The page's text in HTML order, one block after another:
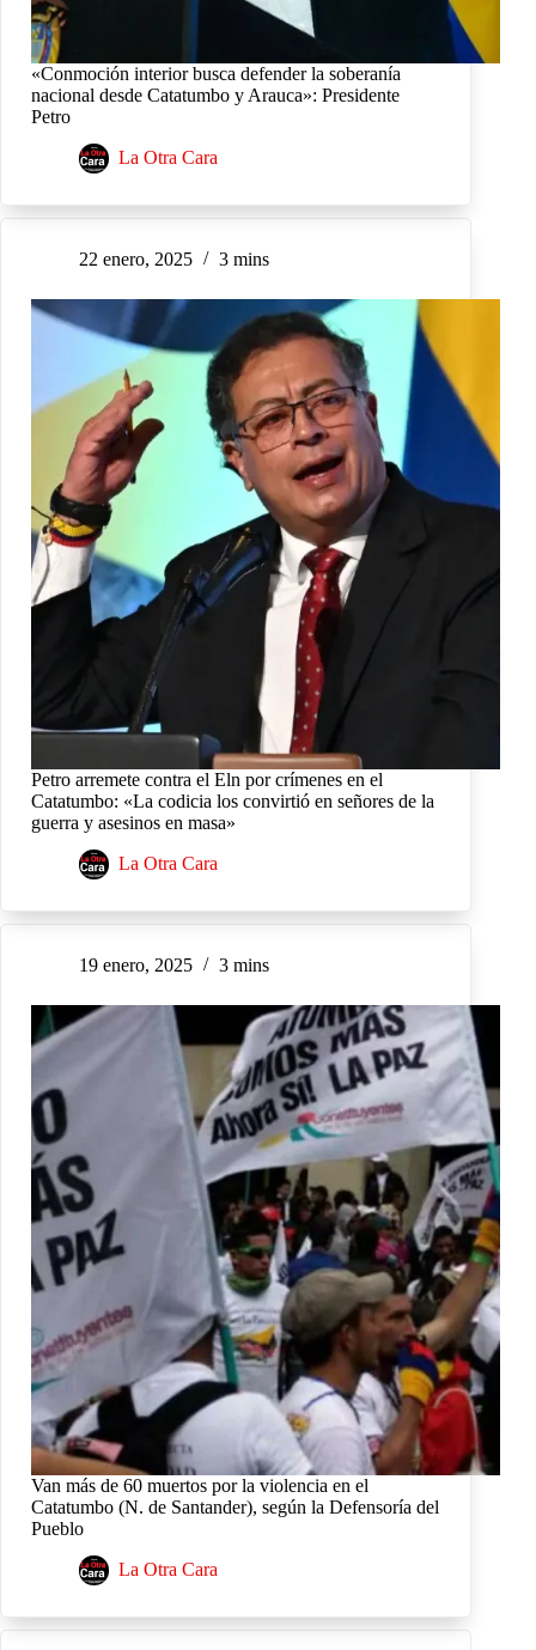
«Conmoción interior busca defender la soberanía
nacional desde Catatumbo y Arauca»: Presidente
Petro
La Otra Cara
22 enero, 2025 3 mins
Petro arremete contra el Eln por crímenes en el
Catatumbo: «La codicia los convirtió en señores de la
guerra y asesinos en masa»
La Otra Cara
19 enero, 2025 3 mins
Van más de 60 muertos por la violencia en el
Catatumbo (N. de Santander), según la Defensoría del
Pueblo
La Otra Cara